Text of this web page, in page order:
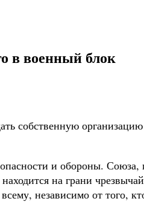
в военный блок
собственную
и обороны.
на грани
независимо от того,